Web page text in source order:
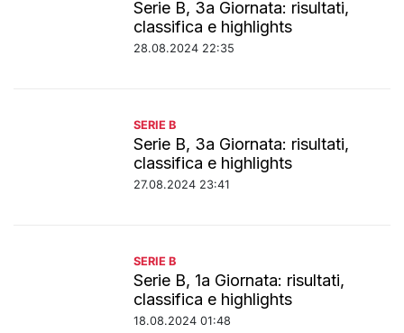
Serie B, 3a Giornata: risultati,
classifica e highlights
28.08.2024 22:35
SERIE B
Serie B, 3a Giornata: risultati,
classifica e highlights
27.08.2024 23:41
SERIE B
Serie B, 1a Giornata: risultati,
classifica e highlights
18.08.2024 01:48